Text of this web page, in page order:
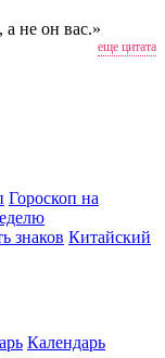
не он вас.»
еще цитата
Гороскоп на
знаков Китайский
Календарь